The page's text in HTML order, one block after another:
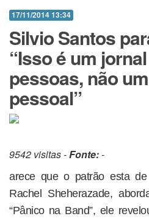
17/11/2014 13:34
Silvio Santos
“Isso é um
pessoas, não
pessoal”
9542 visitas -Fonte:-
arece que o patrão esta
Rachel Sheherazade,
“Pânico na Band”, ele